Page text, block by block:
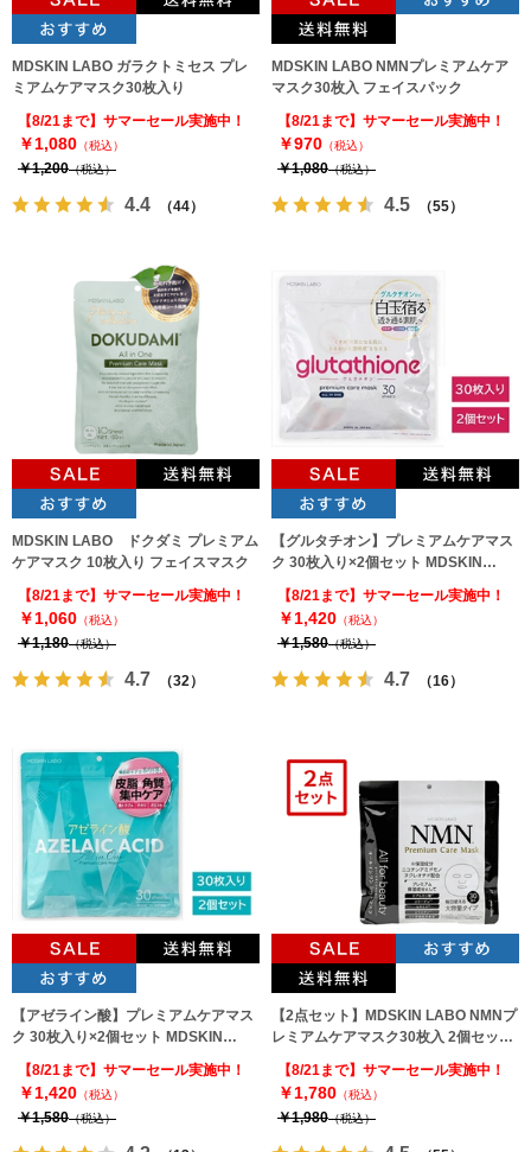
MDSKIN LABO ガラクトミセス プレ
ミアムケアマスク30枚入り
【8/21まで】サマーセール実施中！
￥1,080 （税込）
￥1,200（税込）
4.4 （44）
MDSKIN LABO NMNプレミアムケア
マスク30枚入 フェイスパック
【8/21まで】サマーセール実施中！
￥970 （税込）
￥1,080（税込）
4.5 （55）
MDSKIN LABO ドクダミ プレミアム
ケアマスク 10枚入り フェイスマスク
【8/21まで】サマーセール実施中！
￥1,060 （税込）
￥1,180（税込）
4.7 （32）
【グルタチオン】プレミアムケアマス
ク 30枚入り×2個セット MDSKIN
LABO
【8/21まで】サマーセール実施中！
￥1,420 （税込）
￥1,580（税込）
4.7 （16）
【アゼライン酸】プレミアムケアマス
ク 30枚入り×2個セット MDSKIN
LABO
【8/21まで】サマーセール実施中！
￥1,420 （税込）
￥1,580（税込）
【2点セット】MDSKIN LABO NMNプ
レミアムケアマスク30枚入 2個セット
フェイスパック
【8/21まで】サマーセール実施中！
￥1,780 （税込）
￥1,980（税込）